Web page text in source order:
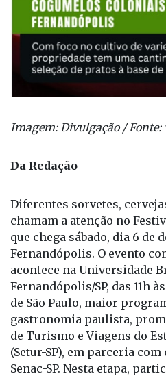
Imagem: Divulgação /
Da Redação
Diferentes sorvetes,
chamam a atenção no
que chega sábado, dia 6 de
Fernandópolis. O evento
acontece na Universidade
Fernandópolis/SP, das 11h
de São Paulo, maior
gastronomia paulista,
de Turismo e Viagens do
(Setur-SP), em parceria
Senac-SP. Nesta etapa,